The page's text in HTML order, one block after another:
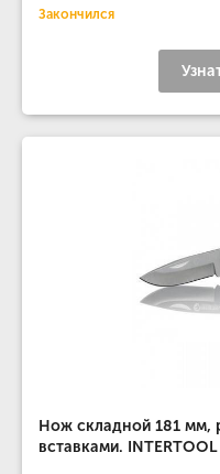
Закончился
Нож складной 181 мм,
вставками.